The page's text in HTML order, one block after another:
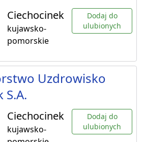
Ciechocinek
kujawsko-
pomorskie
Dodaj do
ulubionych
Uzdrowisko
S.A.
Ciechocinek
kujawsko-
Dodaj do
ulubionych